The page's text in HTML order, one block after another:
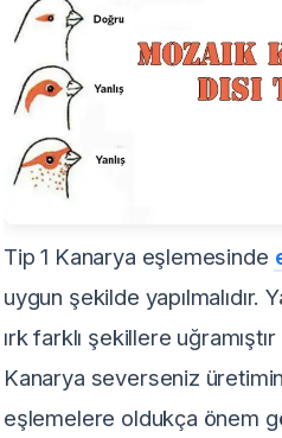
Tip 1 Kanarya eşlemesinde
uygun şekilde yapılmalıdır.
ırk farklı şekillere
Kanarya severseniz
eşlemelere oldukça önem